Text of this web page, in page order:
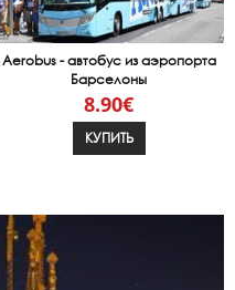
Aerobus - автобус из аэропорта
Барселоны
8.90€
КУПИТЬ